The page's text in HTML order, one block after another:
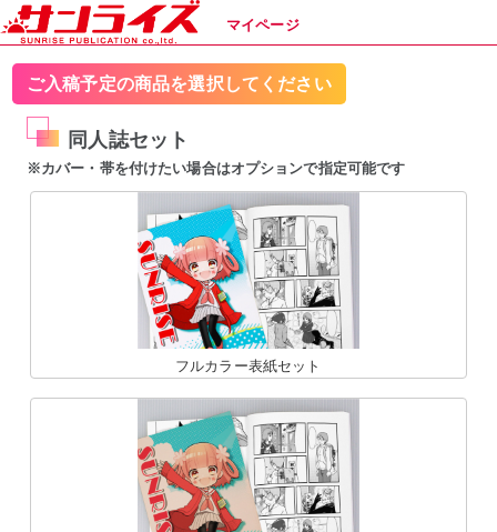
マイページ
ご入稿予定の商品を選択してください
同人誌セット
※カバー・帯を付けたい場合はオプションで指定可能です
フルカラー表紙セット